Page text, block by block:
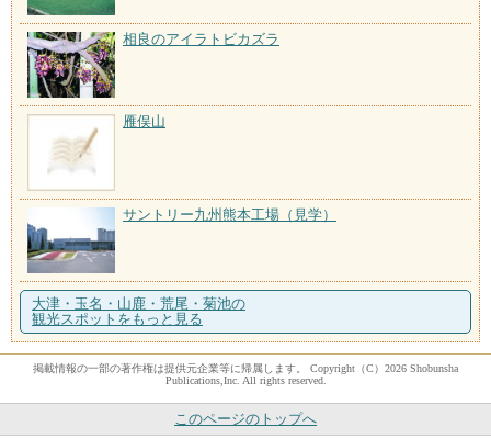
相良のアイラトビカズラ
雁俣山
サントリー九州熊本工場（見学）
大津・玉名・山鹿・荒尾・菊池の
観光スポットをもっと見る
掲載情報の一部の著作権は提供元企業等に帰属します。 Copyright（C）2026 Shobunsha
Publications,Inc. All rights reserved.
このページのトップへ